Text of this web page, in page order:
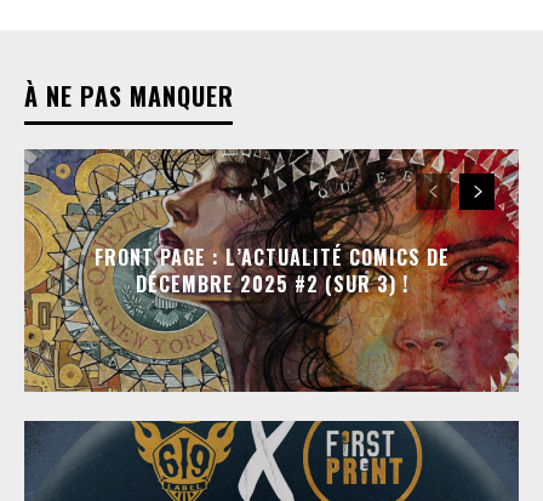
À NE PAS MANQUER
FRONT PAGE : L’ACTUALITÉ COMICS DE
DÉCEMBRE 2025 #2 (SUR 3) !